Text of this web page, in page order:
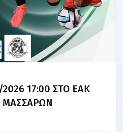
17:00 ΣΤΟ ΕΑΚ
ΜΑΣΣΑΡΩΝ